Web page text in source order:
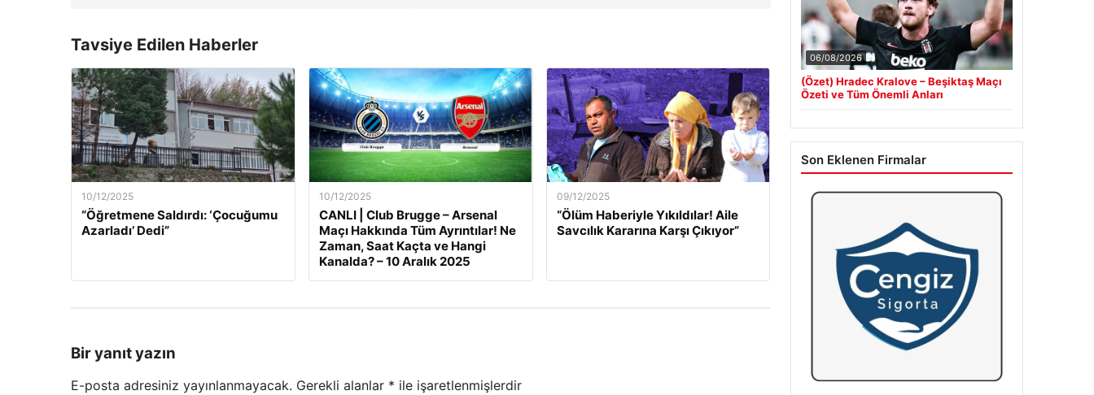
Tavsiye Edilen Haberler
10/12/2025
“Öğretmene Saldırdı: ‘Çocuğumu
Azarladı’ Dedi”
10/12/2025
CANLI | Club Brugge – Arsenal
Maçı Hakkında Tüm Ayrıntılar! Ne
Zaman, Saat Kaçta ve Hangi
Kanalda? – 10 Aralık 2025
09/12/2025
“Ölüm Haberiyle Yıkıldılar! Aile
Savcılık Kararına Karşı Çıkıyor”
Bir yanıt yazın
E-posta adresiniz yayınlanmayacak. Gerekli alanlar * ile işaretlenmişlerdir
06/08/2026
(Özet) Hradec Kralove – Beşiktaş Maçı
Özeti ve Tüm Önemli Anları
Son Eklenen Firmalar